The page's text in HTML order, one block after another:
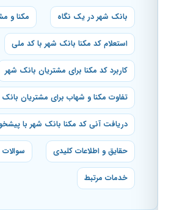
بانک شهر در یک نگاه مکنا و
استعلام کد مکنا بانک شهر با کد ملی
کاربرد کد مکنا برای مشتریان بانک شهر
تفاوت مکنا و شهاب برای مشتریان بانک شهر
دریافت آنی کد مکنا بانک شهر با پیشخوانک
حقایق و اطلاعات کلیدی سوالات
خدمات مرتبط